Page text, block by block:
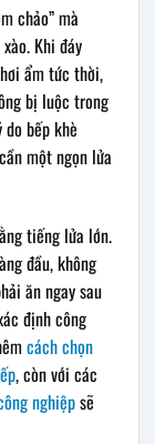
chảo” mà
Khi đáy
ẩm tức thời,
bị luộc trong
bếp khè
một ngọn lửa
tiếng lửa lớn.
đầu, không
ăn ngay sau
định công
cách chọn
, còn với các
nghiệpsẽ